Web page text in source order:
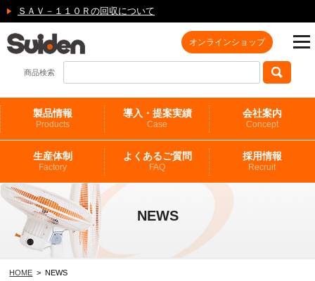
ＳＡＶ－１１０Ｒの回収について
オンラインショップ
商品検索
製品情報
Products
導入・提案実績
Case
会社案内
Concept
生産体制
Factory
よくあるご質問
FAQ
採用情報
Recruit
NEWS
HOME > NEWS